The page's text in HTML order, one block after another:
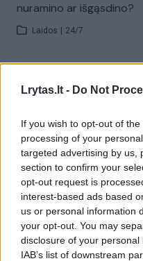
Lrytas.lt - Do Not
If you wish to opt-out of
processing of your
targeted advertising by us,
section to confirm your
opt-out request is
interest-based ads based
us or personal information
your opt-out. You may
disclosure of your
IAB’s list of downstream
nuramino ar išgąsdino?
Laidos 24/7
Savaitės pradžia su
dar sieks 30 laipsnių
Orai